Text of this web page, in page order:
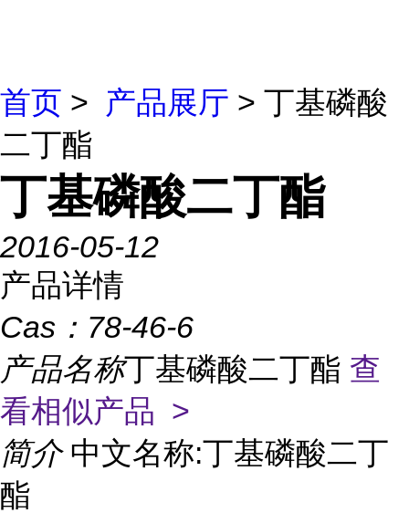
首页 > 产品展厅 > 丁基磷酸
二丁酯
丁基磷酸二丁酯
2016-05-12
产品详情
Cas： 78-46-6
产品名称丁基磷酸二丁酯 查
看相似产品 >
简介 中文名称:丁基磷酸二丁
酯